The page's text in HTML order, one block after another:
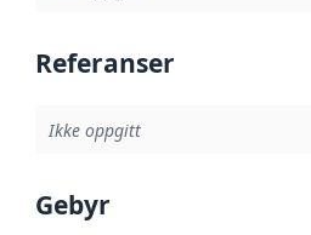
Referanser
Ikke oppgitt
Gebyr